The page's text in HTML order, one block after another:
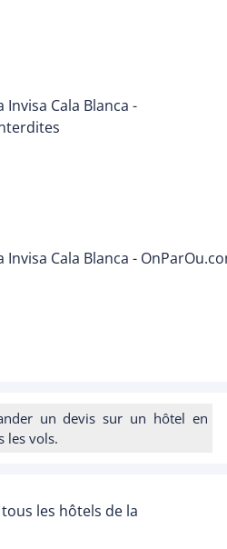
Cala Blanca -
Cala Blanca -
un devis sur un hôtel en
les vols.
les hôtels de la